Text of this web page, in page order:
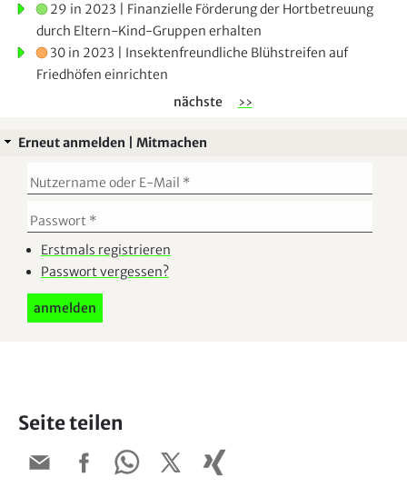
29 in 2023 | Finanzielle Förderung der Hortbetreuung
durch Eltern-Kind-Gruppen erhalten
30 in 2023 | Insektenfreundliche Blühstreifen auf
Friedhöfen einrichten
nächste
››
Erneut anmelden | Mitmachen
Erstmals registrieren
Passwort vergessen?
Seite teilen